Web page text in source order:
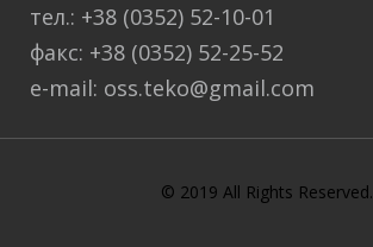
тел.: +38 (0352) 52-10-01
факс: +38 (0352) 52-25-52
e-mail: oss.teko@gmail.com
© 2019 All Rights Reserved.